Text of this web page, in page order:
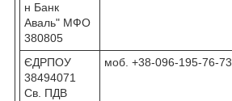
н Банк
Аваль" МФО
380805
ЄДРПОУ
38494071
Св. ПДВ
моб. +38-096-195-76-73